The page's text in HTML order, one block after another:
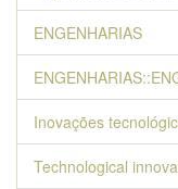
ENGENHARIAS
Inovações
Technological